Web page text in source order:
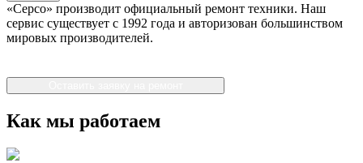
«Серсо» производит официальный ремонт техники. Наш
сервис существует с 1992 года и авторизован большинством
мировых производителей.
Как мы работаем